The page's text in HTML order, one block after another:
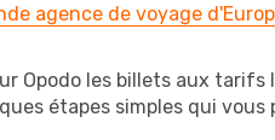
agence de voyage
Opodo les billets aux tarifs
étapes simples qui